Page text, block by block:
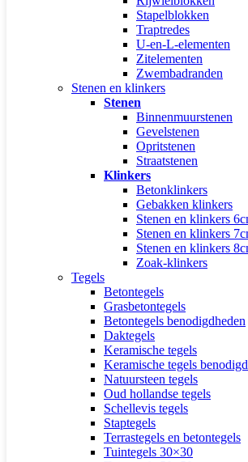
Stapelblokken
Traptredes
U-en-L-elementen
Zitelementen
Zwembadranden
Stenen en klinkers
Stenen
Binnenmuurstenen
Gevelstenen
Opritstenen
Straatstenen
Klinkers
Betonklinkers
Gebakken klinkers
Stenen en klinkers
Stenen en klinkers
Stenen en klinkers
Zoak-klinkers
Tegels
Betontegels
Grasbetontegels
Betontegels benodigdheden
Daktegels
Keramische tegels
Keramische tegels
Natuursteen tegels
Oud hollandse tegels
Schellevis tegels
Staptegels
Terrastegels en betontegels
Tuintegels 30×30